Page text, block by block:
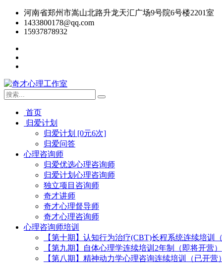
河南省郑州市嵩山北路升龙天汇广场9号院6号楼2201室
1433800178@qq.com
15937878932
首页
归爱计划
归爱计划 [0元6次]
归爱问答
心理咨询师
归爱优选心理咨询师
归爱计划心理咨询师
独立项目咨询师
奇才讲师
奇才心理督导师
奇才心理咨询师
心理咨询师培训
【第十期】认知行为治疗(CBT)长程系统连续培训
【第九期】自体心理学连续培训2年制（即将开营）
【第八期】精神动力学心理咨询连续培训（已开营）